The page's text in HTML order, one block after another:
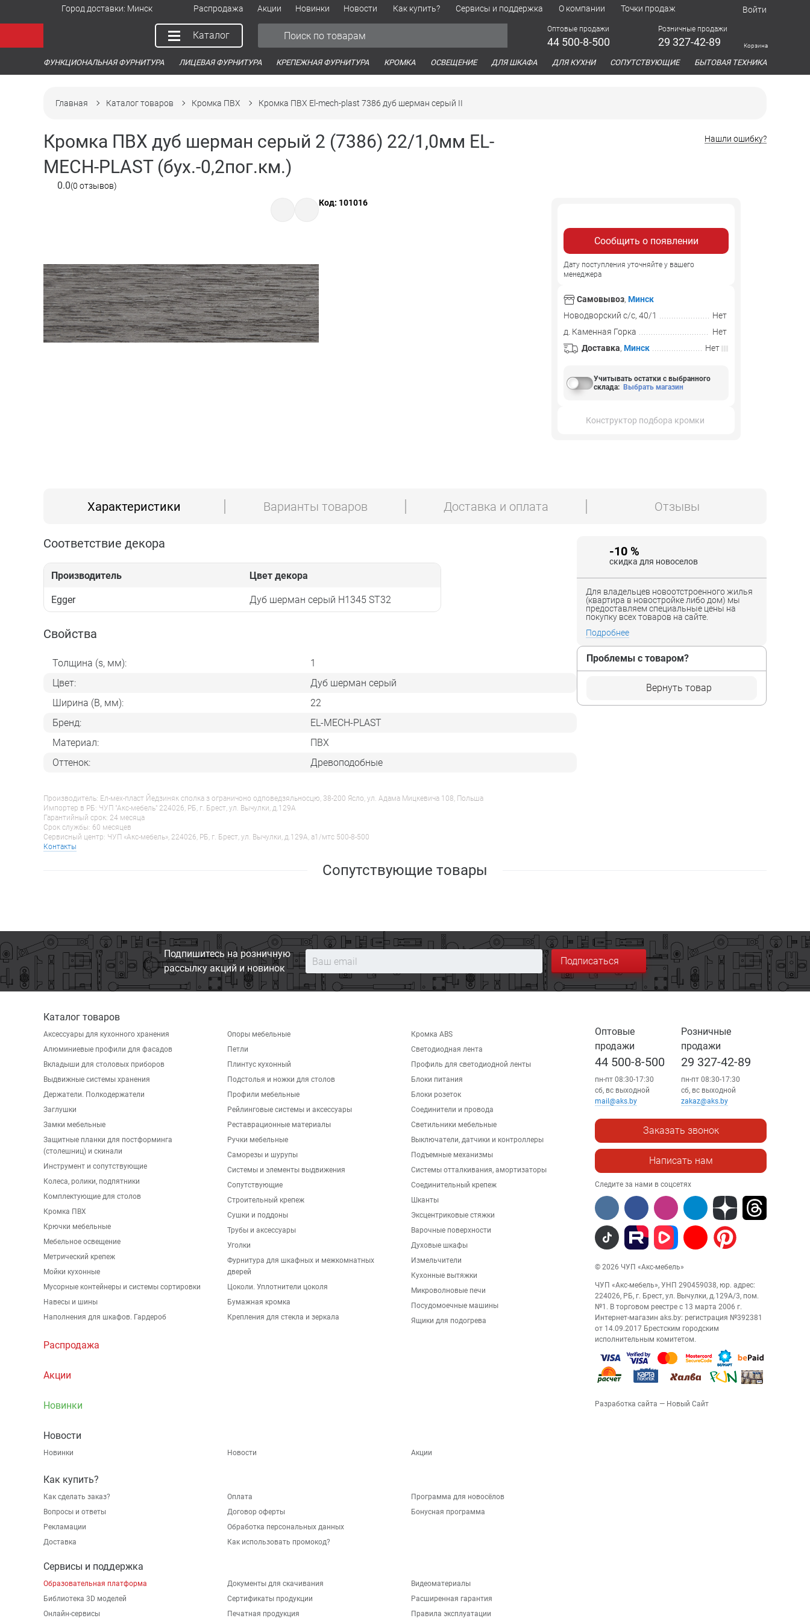
Город доставки: Минск Распродажа Акции Новинки Новости Как купить? Сервисы и поддержка О компании Точки продаж Войти
Каталог
Оптовые продажи
44 500-8-500
Розничные продажи
29 327-42-89 Корзина
ФУНКЦИОНАЛЬНАЯ ФУРНИТУРА ЛИЦЕВАЯ ФУРНИТУРА КРЕПЕЖНАЯ ФУРНИТУРА КРОМКА ОСВЕЩЕНИЕ ДЛЯ ШКАФА ДЛЯ КУХНИ СОПУТСТВУЮЩИЕ БЫТОВАЯ ТЕХНИКА
Главная Каталог товаров Кромка ПВХ Кромка ПВХ El-mech-plast 7386 дуб шерман серый II
Кромка ПВХ дуб шерман серый 2 (7386) 22/1,0мм EL-
MECH-PLAST (бух.-0,2пог.км.)
0.0(0 отзывов)
Нашли ошибку?
Код: 101016
Сообщить о появлении
Дату поступления уточняйте у вашего
менеджера
Самовывоз, Минск
Новодворский с/с, 40/1
Нет
д. Каменная Горка
Нет
Доставка, Минск Нет
Учитывать остатки с выбранного
склада: Выбрать магазин
Конструктор подбора кромки
Характеристики Варианты товаров Доставка и оплата Отзывы
Соответствие декора
Производитель Цвет декора
Egger Дуб шерман серый H1345 ST32
Свойства
Толщина (s, мм):
1
Цвет:
Дуб шерман серый
Ширина (B, мм):
22
Бренд:
EL-MECH-PLAST
Материал:
ПВХ
Оттенок:
Древоподобные
Производитель: Ел-мех-пласт Йедзиняк сполка з ограничоно одповедзяльносцю, 38-200 Ясло, ул. Адама Мицкевича 108, Польша
Импортер в РБ: ЧУП "Акс-мебель" 224026, РБ, г. Брест, ул. Вычулки, д.129А
Гарантийный срок: 24 месяца
Срок службы: 60 месяцев
Сервисный центр: ЧУП «Акс-мебель», 224026, РБ, г. Брест, ул. Вычулки, д.129А, a1/мтс 500-8-500
Контакты
-10 %
скидка для новоселов
Для владельцев новоотстроенного жилья
(квартира в новостройке либо дом) мы
предоставляем специальные цены на
покупку всех товаров на сайте.
Подробнее
Проблемы с товаром?
Вернуть товар
Сопутствующие товары
Подпишитесь на розничную
рассылку акций и новинок
Подписаться
Каталог товаров
Аксессуары для кухонного хранения
Алюминиевые профили для фасадов
Вкладыши для столовых приборов
Выдвижные системы хранения
Держатели. Полкодержатели
Заглушки
Замки мебельные
Защитные планки для постформинга
(столешниц) и скинали
Инструмент и сопутствующие
Колеса, ролики, подпятники
Комплектующие для столов
Кромка ПВХ
Крючки мебельные
Мебельное освещение
Метрический крепеж
Мойки кухонные
Мусорные контейнеры и системы сортировки
Навесы и шины
Наполнения для шкафов. Гардероб
Опоры мебельные
Петли
Плинтус кухонный
Подстолья и ножки для столов
Профили мебельные
Рейлинговые системы и аксессуары
Реставрационные материалы
Ручки мебельные
Саморезы и шурупы
Системы и элементы выдвижения
Сопутствующие
Строительный крепеж
Сушки и поддоны
Трубы и аксессуары
Уголки
Фурнитура для шкафных и межкомнатных
дверей
Цоколи. Уплотнители цоколя
Бумажная кромка
Крепления для стекла и зеркала
Кромка ABS
Светодиодная лента
Профиль для светодиодной ленты
Блоки питания
Блоки розеток
Соединители и провода
Светильники мебельные
Выключатели, датчики и контроллеры
Подъемные механизмы
Системы отталкивания, амортизаторы
Соединительный крепеж
Шканты
Эксцентриковые стяжки
Варочные поверхности
Духовые шкафы
Измельчители
Кухонные вытяжки
Микроволновые печи
Посудомоечные машины
Ящики для подогрева
Распродажа
Акции
Новинки
Новости
Новинки Новости Акции
Как купить?
Как сделать заказ?
Вопросы и ответы
Рекламации
Доставка
Оплата
Договор оферты
Обработка персональных данных
Как использовать промокод?
Программа для новосёлов
Бонусная программа
Сервисы и поддержка
Образовательная платформа
Библиотека 3D моделей
Онлайн-сервисы
Документы для скачивания
Сертификаты продукции
Печатная продукция
Видеоматериалы
Расширенная гарантия
Правила эксплуатации
Оптовые
продажи
44 500-8-500
пн-пт 08:30-17:30
сб, вс выходной
mail@aks.by
Розничные
продажи
29 327-42-89
пн-пт 08:30-17:30
сб, вс выходной
zakaz@aks.by
Заказать звонок
Написать нам
Следите за нами в соцсетях
© 2026 ЧУП «Акс-мебель»
ЧУП «Акс-мебель», УНП 290459038, юр. адрес:
224026, РБ, г. Брест, ул. Вычулки, д.129А/3, пом.
№1. В торговом реестре с 13 марта 2006 г.
Интернет-магазин aks.by: регистрация №392381
от 14.09.2017 Брестским городским
исполнительным комитетом.
Разработка сайта — Новый Сайт